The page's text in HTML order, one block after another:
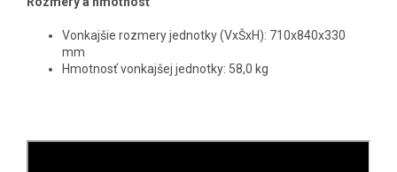
Vonkajšie rozmery jednotky (VxŠxH): 710x840x330
mm
Hmotnosť vonkajšej jednotky: 58,0 kg